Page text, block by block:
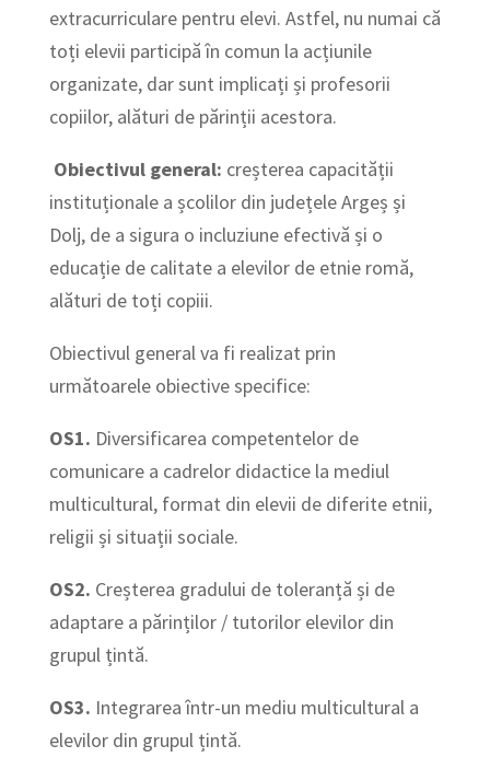
extracurriculare pentru elevi. Astfel, nu numai că
toți elevii participă în comun la acțiunile
organizate, dar sunt implicați și profesorii
copiilor, alături de părinții acestora.
Obiectivul general: creșterea capacității
instituționale a școlilor din județele Argeș și
Dolj, de a sigura o incluziune efectivă și o
educație de calitate a elevilor de etnie romă,
alături de toți copiii.
Obiectivul general va fi realizat prin
următoarele obiective specifice:
OS1. Diversificarea competentelor de
comunicare a cadrelor didactice la mediul
multicultural, format din elevii de diferite etnii,
religii și situații sociale.
OS2. Creșterea gradului de toleranță și de
adaptare a părinților / tutorilor elevilor din
grupul țintă.
OS3. Integrarea într-un mediu multicultural a
elevilor din grupul țintă.